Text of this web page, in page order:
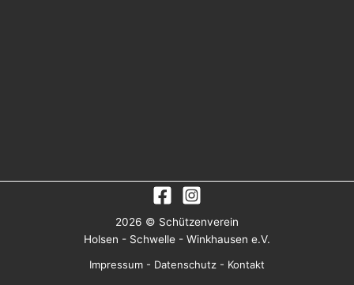
2026 © Schützenverein
Holsen - Schwelle - Winkhausen e.V.
Impressum - Datenschutz - Kontakt